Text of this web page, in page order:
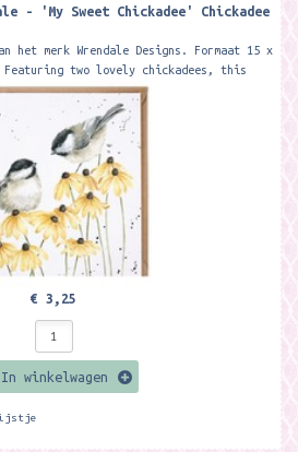
- 'My Sweet Chickadee' Chickadee
het merk Wrendale Designs. Formaat 15 x
two lovely chickadees, this
€ 3,25
In winkelwagen